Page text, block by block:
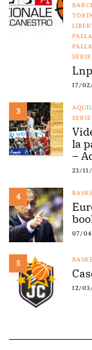
17/
3
la
–
23/
4
07/
5
12/